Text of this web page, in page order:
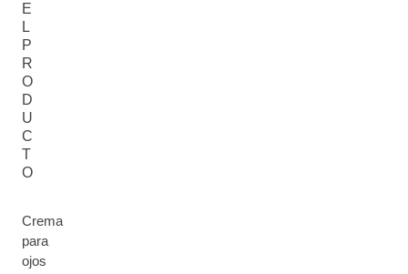
E
L
P
R
O
D
U
C
T
O
Crema
para
ojos